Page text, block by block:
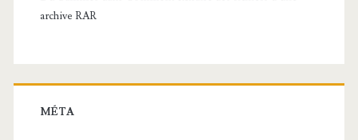
archive RAR
MÉTA